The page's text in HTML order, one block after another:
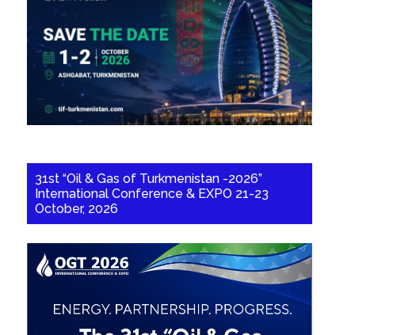
31st “Oil & Gas of Turkmenistan -2026”
International Conference & EXPO 21-23
October, 2026